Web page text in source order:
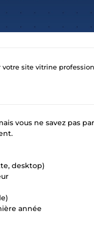
votre site vitrine
vous ne savez pas
desktop)
année